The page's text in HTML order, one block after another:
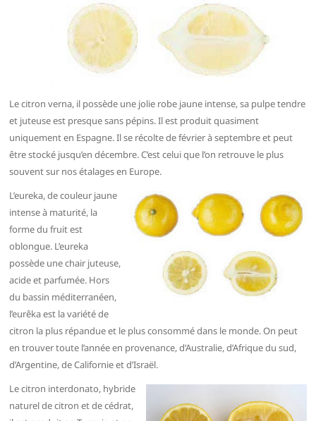
Le citron verna, il possède une jolie robe jaune intense, sa pulpe tendre
et juteuse est presque sans pépins. Il est produit quasiment
uniquement en Espagne. Il se récolte de février à septembre et peut
être stocké jusqu’en décembre. C’est celui que l’on retrouve le plus
souvent sur nos étalages en Europe.
L’eureka, de couleur jaune
intense à maturité, la
forme du fruit est
oblongue. L’eureka
possède une chair juteuse,
acide et parfumée. Hors
du bassin méditerranéen,
l’eurêka est la variété de
citron la plus répandue et le plus consommé dans le monde. On peut
en trouver toute l’année en provenance, d’Australie, d’Afrique du sud,
d’Argentine, de Californie et d’Israël.
Le citron interdonato, hybride
naturel de citron et de cédrat,